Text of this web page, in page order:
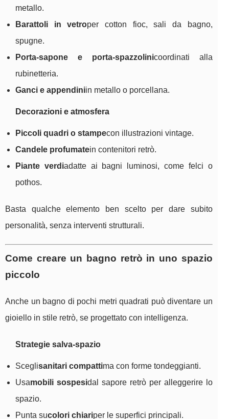
metallo.
Barattoli in vetroper cotton fioc, sali da bagno,
spugne.
Porta-sapone e porta-spazzolinicoordinati alla
rubinetteria.
Ganci e appendiniin metallo o porcellana.
Decorazioni e atmosfera
Piccoli quadri o stampecon illustrazioni vintage.
Candele profumatein contenitori retrò.
Piante verdiadatte ai bagni luminosi, come felci o
pothos.
Basta qualche elemento ben scelto per dare subito
personalità, senza interventi strutturali.
Come creare un bagno retrò in uno spazio
piccolo
Anche un bagno di pochi metri quadrati può diventare un
gioiello in stile retrò, se progettato con intelligenza.
Strategie salva-spazio
Sceglisanitari compattima con forme tondeggianti.
Usamobili sospesidal sapore retrò per alleggerire lo
spazio.
Punta sucolori chiariper le superfici principali.